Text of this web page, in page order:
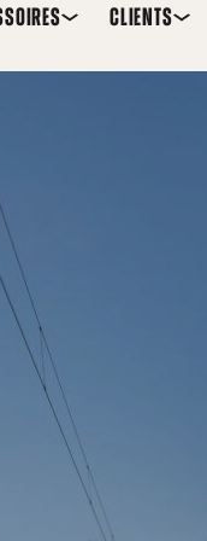
CLIENTS